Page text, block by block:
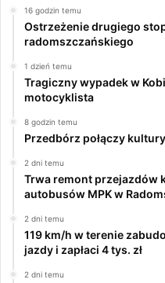
16 godzin temu
Ostrzeżenie drugiego
radomszczańskiego
1 dzień temu
Tragiczny wypadek w
motocyklista
8 godzin temu
Przedbórz połączy
2 dni temu
Trwa remont przejazdów
autobusów MPK w
2 dni temu
119 km/h w terenie
jazdy i zapłaci 4 tys. zł
2 dni temu